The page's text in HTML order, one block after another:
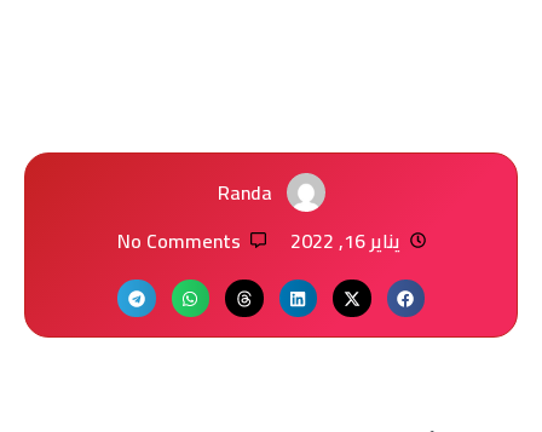
Randa
يناير 16, 2022
No Comments